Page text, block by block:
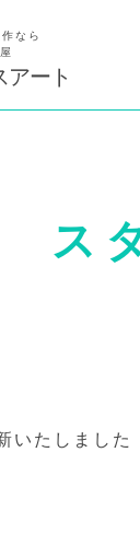
なら
アート
ス
いたしました